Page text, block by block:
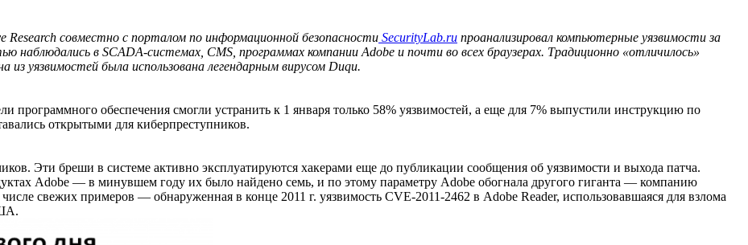
совместно с порталом по информационной безопасности SecurityLab.ru проанализировал компьютерные уязвимости за
наблюдались в SCADA-системах, CMS, программах компании Adobe и почти во всех браузерах. Традиционно «отличилось»
уязвимостей была использована легендарным вирусом Duqu.
программного обеспечения смогли устранить к 1 января только 58% уязвимостей, а еще для 7% выпустили инструкцию по
открытыми для киберпреступников.
Эти бреши в системе активно эксплуатируются хакерами еще до публикации сообщения об уязвимости и выхода патча.
Adobe — в минувшем году их было найдено семь, и по этому параметру Adobe обогнала другого гиганта — компанию
свежих примеров — обнаруженная в конце 2011 г. уязвимость CVE-2011-2462 в Adobe Reader, использовавшаяся для взлома